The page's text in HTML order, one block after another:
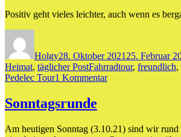
Positiv geht vieles leichter, auch wenn es
Holgy28. Oktober 2021 25. Februar
Heimat, täglicher PostSchlagwörter
Fahrradtour, freundlich,
Pedelec Tour1 Kommentarzu
Sonntagsrunde
Am heutigen Sonntag (3.10.21) sind wir